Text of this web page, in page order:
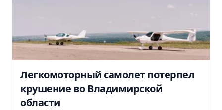
Легкомоторный самолет потерпел
крушение во Владимирской
области